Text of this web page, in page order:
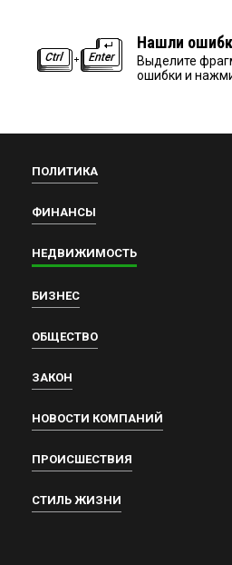
Нашли
Выделите
ошибки и
ПОЛИТИКА
ФИНАНСЫ
НЕДВИЖИМОСТЬ
БИЗНЕС
ОБЩЕСТВО
ЗАКОН
НОВОСТИ КОМПАНИЙ
ПРОИСШЕСТВИЯ
СТИЛЬ ЖИЗНИ